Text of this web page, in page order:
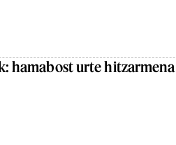
hamabost urte hitzarmena